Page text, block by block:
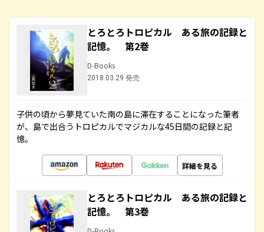
とろとろトロピカル ある旅の記録と
記憶。 第2巻
D-Books
2018.03.29 発売
子供の頃から夢見ていた南の島に滞在することになった筆者
が、島で出合うトロピカルでマジカルな45日間の記録と記
憶。
詳細を見る
とろとろトロピカル ある旅の記録と
記憶。 第3巻